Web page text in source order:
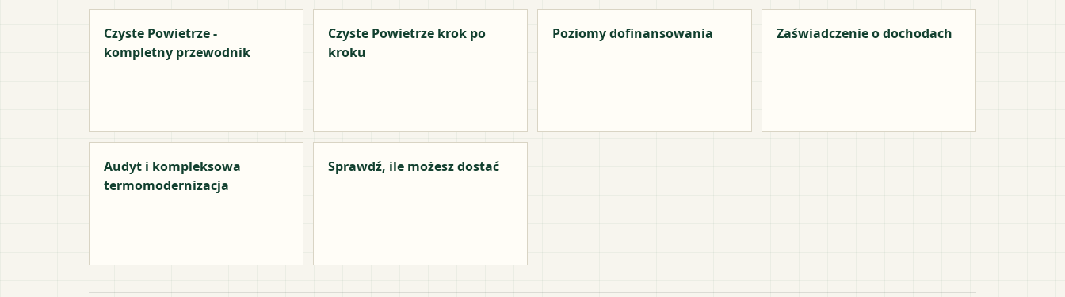
Czyste Powietrze -
kompletny przewodnik
Czyste Powietrze krok po
kroku
Poziomy dofinansowania Zaświadczenie o dochodach
Audyt i kompleksowa
termomodernizacja
Sprawdź, ile możesz dostać